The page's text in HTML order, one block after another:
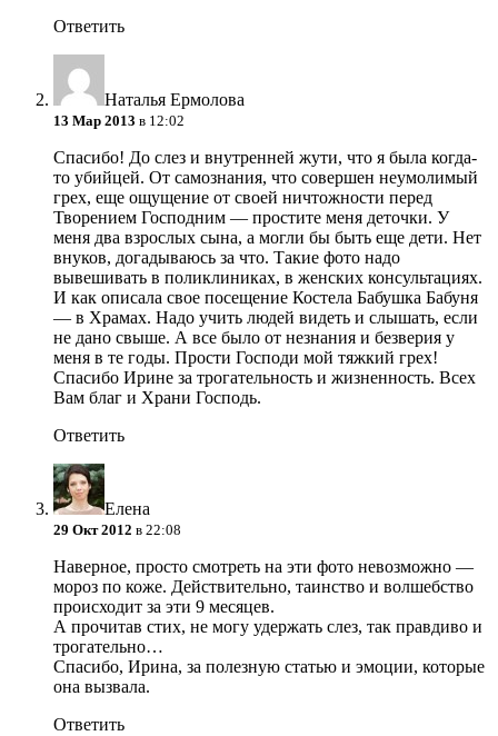
Ответить
Наталья Ермолова
13 Мар 2013 в 12:02
Спасибо! До слез и внутренней жути, что я была когда-
то убийцей. От самознания, что совершен неумолимый
грех, еще ощущение от своей ничтожности перед
Творением Господним — простите меня деточки. У
меня два взрослых сына, а могли бы быть еще дети. Нет
внуков, догадываюсь за что. Такие фото надо
вывешивать в поликлиниках, в женских консультациях.
И как описала свое посещение Костела Бабушка Бабуня
— в Храмах. Надо учить людей видеть и слышать, если
не дано свыше. А все было от незнания и безверия у
меня в те годы. Прости Господи мой тяжкий грех!
Спасибо Ирине за трогательность и жизненность. Всех
Вам благ и Храни Господь.
Ответить
Елена
29 Окт 2012 в 22:08
Наверное, просто смотреть на эти фото невозможно —
мороз по коже. Действительно, таинство и волшебство
происходит за эти 9 месяцев.
А прочитав стих, не могу удержать слез, так правдиво и
трогательно…
Спасибо, Ирина, за полезную статью и эмоции, которые
она вызвала.
Ответить